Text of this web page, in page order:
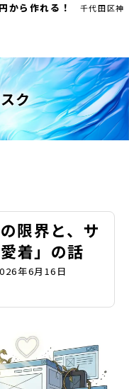
ら作れる！
千代田区神
ク
限界と、サ
着」の話
年6月16日